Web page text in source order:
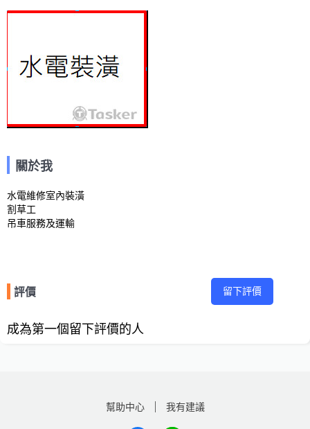
關於我
水電維修室內裝潢
割草工
吊車服務及運輸
評價 留下評價
成為第一個留下評價的人
幫助中心 我有建議